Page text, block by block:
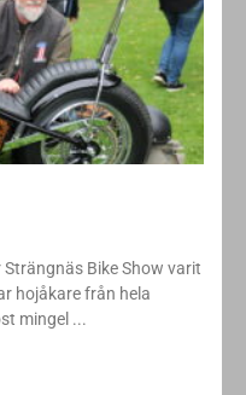
Bike Show varit
hojåkare från hela
mingel